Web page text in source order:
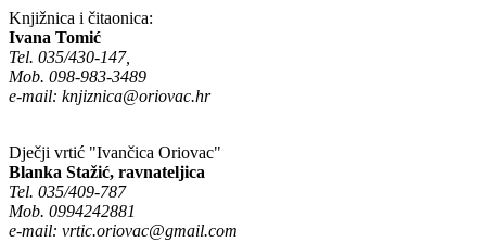
Knjižnica i čitaonica:
Ivana Tomić
Tel. 035/430-147,
Mob. 098-983-3489
e-mail: knjiznica@oriovac.hr
Dječji vrtić "Ivančica Oriovac"
Blanka Stažić, ravnateljica
Tel. 035/409-787
Mob. 0994242881
e-mail: vrtic.oriovac@gmail.com